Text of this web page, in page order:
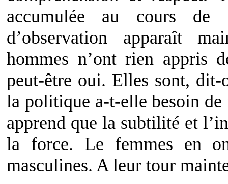
accumulée au cours de
d’observation apparaît
hommes n’ont rien appris
peut-être oui. Elles sont,
la politique a-t-elle besoin de
apprend que la subtilité et
la force. Le femmes en
masculines. A leur tour